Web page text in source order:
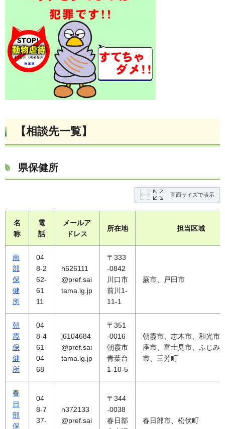
【相談先一覧】
県保健所
画面サイズで表示
名
称
電
話
メールア
ドレス
所在地 担当区域
南
部
保
健
所
04
8-2
62-
61
11
h626111
@pref.sai
tama.lg.jp
〒333
-0842
川口市
前川1-
11-1
蕨市、戸田市
朝
霞
保
健
所
04
8-4
61-
04
68
j6104684
@pref.sai
tama.lg.jp
〒351
-0016
朝霞市
青葉台
1-10-5
朝霞市、志木市、和光市
座市、富士見市、ふじみ
市、三芳町
春
日
部
保
04
8-7
37-
n372133
@pref.sai
〒344
-0038
春日部
春日部市、松伏町